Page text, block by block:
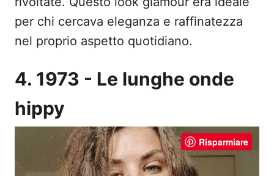
per chi cercava eleganza e raffinatezza
nel proprio aspetto quotidiano.
4. 1973 - Le lunghe onde
hippy
Risparmiare